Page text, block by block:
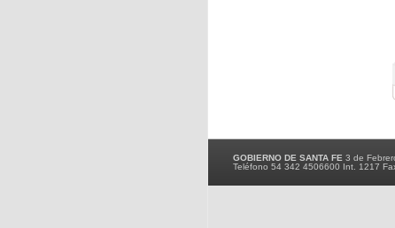
GOBIERNO DE SANTA FE 3 de
Teléfono 54 342 4506600 Int. 1217